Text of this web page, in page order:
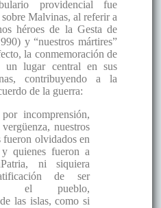
providencial fue
Malvinas, al referir a
héroes de la Gesta de
y “nuestros mártires”
la conmemoración de
un lugar central en sus
contribuyendo a la
de la guerra:
incomprensión,
nuestros
fueron olvidados en
quienes fueron a
ni siquiera
de ser
el pueblo,
las islas, como si